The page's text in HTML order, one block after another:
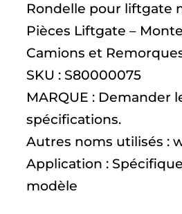
Rondelle pour liftgate
Pièces Liftgate –
Camions et
SKU : S80000075
MARQUE : Demander
spécifications.
Autres noms utilisés :
Application :
modèle